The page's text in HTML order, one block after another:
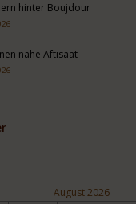
hinter Boujdour
nahe Aftisaat
August 2026